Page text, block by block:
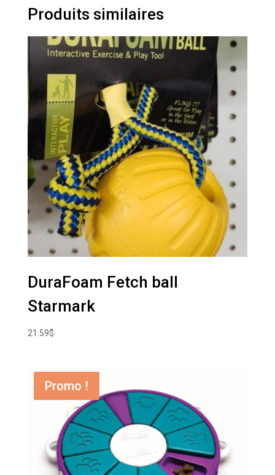
Produits similaires
DuraFoam Fetch ball
Starmark
21.59$
Promo !